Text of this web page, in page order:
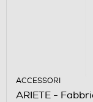
ACCESSORI
ARIETE -